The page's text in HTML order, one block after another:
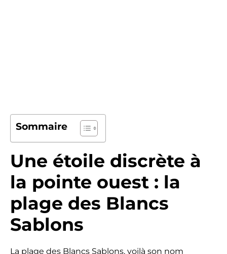
Sommaire
Une étoile discrète à
la pointe ouest : la
plage des Blancs
Sablons
La plage des Blancs Sablons, voilà son nom